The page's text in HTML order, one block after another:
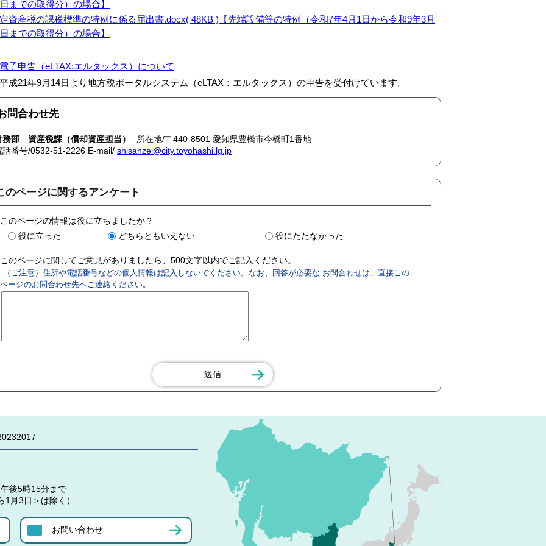
までの取得分）の場合】
資産税の課税標準の特例に係る届出書.docx( 48KB )【先端設備等の特例（令和7年4月1日から令和9年3月
までの取得分）の場合】
電子申告（eLTAX:エルタックス）について
成21年9月14日より地方税ポータルシステム（eLTAX：エルタックス）の申告を受付けています。
問合わせ先
務部 資産税課（償却資産担当）
所在地/〒440-8501 愛知県豊橋市今橋町1番地
話番号/0532-51-2226 E-mail/ shisanzei@city.toyohashi.lg.jp
のページに関するアンケート
このページの情報は役に立ちましたか？
役に立った
どちらともいえない 役にたたなかった
このページに関してご意見がありましたら、500文字以内でご記入ください。
（ご注意）住所や電話番号などの個人情報は記入しないでください。なお、回答が必要な お問合わせは、直接この
ページのお問合わせ先へご連絡ください。
後5時15分まで
1月3日＞は除く）
お問い合わせ